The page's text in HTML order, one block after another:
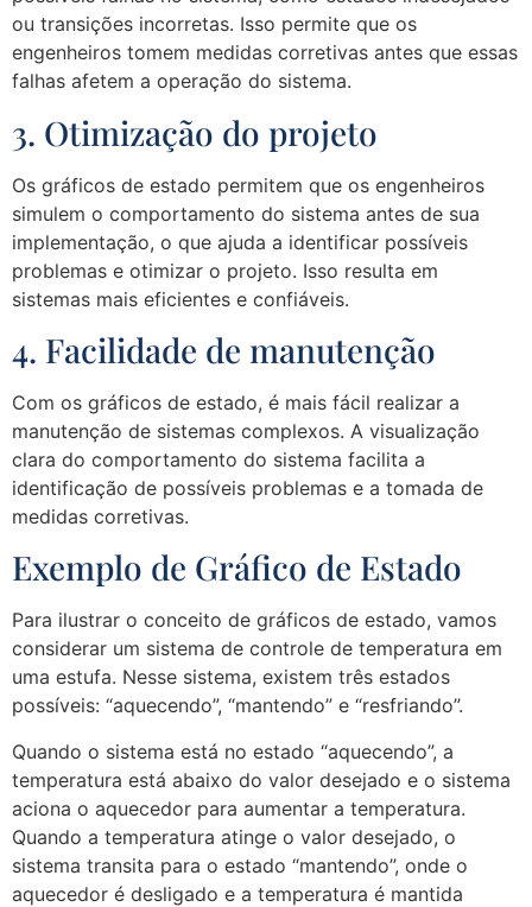
ou transições incorretas. Isso permite que os
engenheiros tomem medidas corretivas antes que essas
falhas afetem a operação do sistema.
3. Otimização do projeto
Os gráficos de estado permitem que os engenheiros
simulem o comportamento do sistema antes de sua
implementação, o que ajuda a identificar possíveis
problemas e otimizar o projeto. Isso resulta em
sistemas mais eficientes e confiáveis.
4. Facilidade de manutenção
Com os gráficos de estado, é mais fácil realizar a
manutenção de sistemas complexos. A visualização
clara do comportamento do sistema facilita a
identificação de possíveis problemas e a tomada de
medidas corretivas.
Exemplo de Gráfico de Estado
Para ilustrar o conceito de gráficos de estado, vamos
considerar um sistema de controle de temperatura em
uma estufa. Nesse sistema, existem três estados
possíveis: “aquecendo”, “mantendo” e “resfriando”.
Quando o sistema está no estado “aquecendo”, a
temperatura está abaixo do valor desejado e o sistema
aciona o aquecedor para aumentar a temperatura.
Quando a temperatura atinge o valor desejado, o
sistema transita para o estado “mantendo”, onde o
aquecedor é desligado e a temperatura é mantida